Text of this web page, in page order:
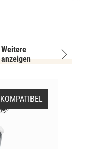
Weitere
anzeigen
KOMPATIBEL